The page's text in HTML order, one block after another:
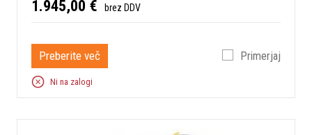
1.945,00 € brez DDV
Preberite več Primerjaj
Ni na zalogi